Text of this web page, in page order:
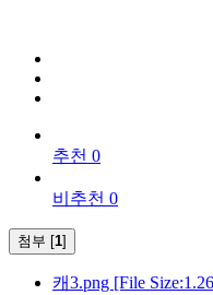
추천 0
비추천 0
첨부 [1]
캐3.png [File